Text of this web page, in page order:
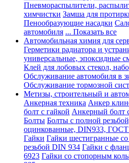
Пневмораспылители,
химчистки Замша для
Пенообразующие насадки
автомобиля ... Показать все
Автомобильная химия для
Герметики радиатора и
универсальные, эпоксидные
Клей для лобовых стекол,
Обслуживание автомобиля в
Обслуживание тормозной
Метизы, строительный и
Анкерная техника Анкер
болт с гайкой Анкерный болт
Болты Болты с полной
оцинкованные, DIN933, ГОСТ
Гайки Гайки шестигранные со
резьбой DIN 934 Гайки с
6923 Гайки со стопорным